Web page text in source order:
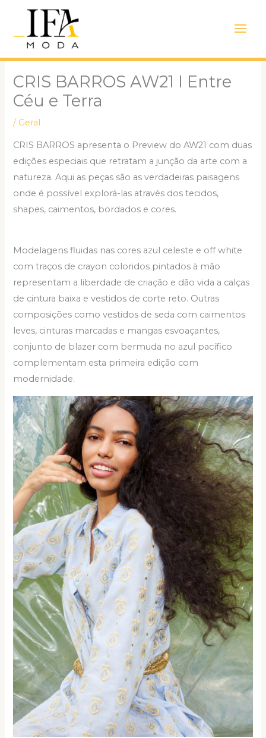
conteúdo
Menu
CRIS BARROS AW21 I Entre
Céu e Terra
/ Geral
CRIS BARROS apresenta o Preview do AW21 com duas
edições especiais que retratam a junção da arte com a
natureza. Aqui as peças são as verdadeiras paisagens
onde é possível explorá-las através dos tecidos,
shapes, caimentos, bordados e cores.
Modelagens fluidas nas cores azul celeste e off white
com traços de crayon coloridos pintados à mão
representam a liberdade de criação e dão vida a calças
de cintura baixa e vestidos de corte reto. Outras
composições como vestidos de seda com caimentos
leves, cinturas marcadas e mangas esvoaçantes,
conjunto de blazer com bermuda no azul pacífico
complementam esta primeira edição com
modernidade.